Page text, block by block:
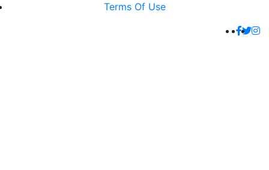
Terms Of Use